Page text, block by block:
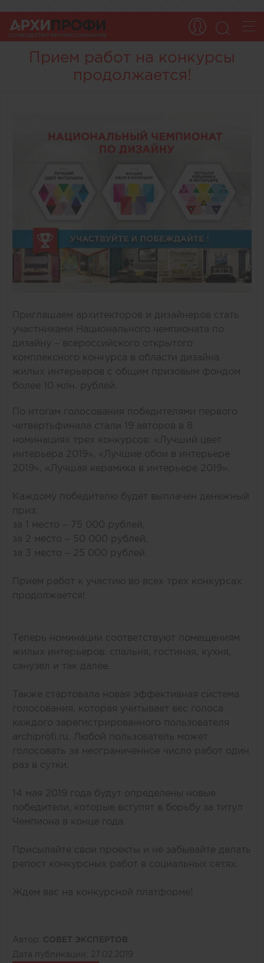
Прием работ на конкурсы
продолжается!
Приглашаем архитекторов и дизайнеров стать
участниками Национального чемпионата по
дизайну – всероссийского открытого
комплексного конкурса в области дизайна
жилых интерьеров с общим призовым фондом
более 10 млн. рублей.
По итогам голосования победителями первого
четвертьфинала стали 19 авторов в 8
номинациях трех конкурсов: «Лучший цвет
интерьера 2019», «Лучшие обои в интерьере
2019», «Лучшая керамика в интерьере 2019».
Каждому победителю будет выплачен денежный
приз:
за 1 место – 75 000 рублей,
за 2 место – 50 000 рублей,
за 3 место – 25 000 рублей.
Прием работ к участию во всех трех конкурсах
продолжается!
Теперь номинации соответствуют помещениям
жилых интерьеров: спальня, гостиная, кухня,
санузел и так далее.
Также стартовала новая эффективная система
голосования, которая учитывает вес голоса
каждого зарегистрированного пользователя
archiprofi.ru
. Любой пользователь может
голосовать за неограниченное число работ один
раз в сутки.
14 мая 2019 года будут определены новые
победители, которые вступят в борьбу за титул
Чемпиона в конце года.
Присылайте свои проекты и не забывайте делать
репост конкурсных работ в социальных сетях.
Ждем вас на конкурсной платформе!
Автор: СОВЕТ ЭКСПЕРТОВ
Дата публикации:
27.02.2019